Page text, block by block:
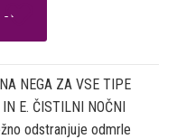

NEGA ZA VSE TIPE
E. ČISTILNI NOČNI
odstranjuje odmrle